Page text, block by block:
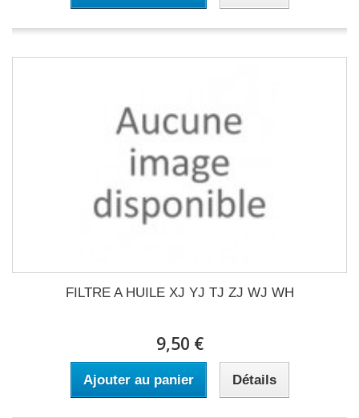
FILTRE A HUILE XJ YJ TJ ZJ WJ WH
9,50 €
Ajouter au panier Détails